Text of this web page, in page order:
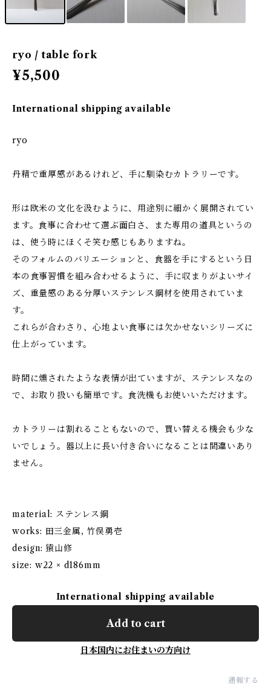
ryo / table fork
¥5,500
International shipping available
ryo
丹精で重厚感があるけれど、手に馴染むカトラリーです。
形は欧米の文化を汲むように、用途別に細かく展開されてい
ます。食事に合わせて選ぶ面白さ、また専用の道具というの
は、使う時にほくそ笑む感じもありますね。
そのフォルムのバリエーションと、食器を手にするという日
本の食事習慣を組み合わせるように、手に収まりがよいサイ
ズ、重量感のある分厚いステンレス鋼材を使用されていま
す。
これらが合わさり、心地よい食事には欠かせないシリーズに
仕上がっています。
時間に燻されたような表情が出ていますが、ステンレスなの
で、お取り扱いも簡単です。食洗機もお使いいただけます。
カトラリーは割れることもないので、買い替える機会も少な
いでしょう。器以上に長い付き合いになることは間違いあり
ません。
material: ステンレス鋼
works: 田三金属, 竹俣勇壱
design: 猿山修
size: w22 × d186mm
International shipping available
Add to cart
日本国内にお住まいの方向け
通報する